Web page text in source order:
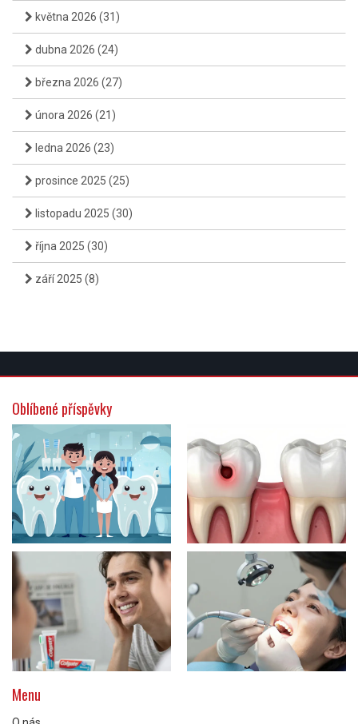
května 2026 (31)
dubna 2026 (24)
března 2026 (27)
února 2026 (21)
ledna 2026 (23)
prosince 2025 (25)
listopadu 2025 (30)
října 2025 (30)
září 2025 (8)
Oblíbené příspěvky
Menu